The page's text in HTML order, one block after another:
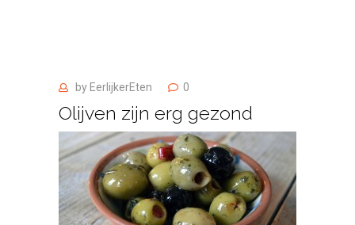
by EerlijkerEten 0
Olijven zijn erg gezond